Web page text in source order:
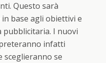
Questo sarà
base agli obiettivi e
pubblicitaria. I nuovi
infatti
sceglieranno se